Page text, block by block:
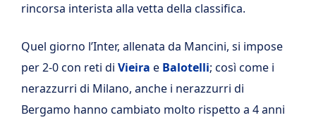
rincorsa interista alla vetta della classifica.
Quel giorno l’Inter, allenata da Mancini, si impose
per 2-0 con reti di Vieira e Balotelli; così come i
nerazzurri di Milano, anche i nerazzurri di
Bergamo hanno cambiato molto rispetto a 4 anni